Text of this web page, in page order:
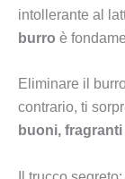
intollerante al
burro è
Eliminare il
contrario, ti
buoni,